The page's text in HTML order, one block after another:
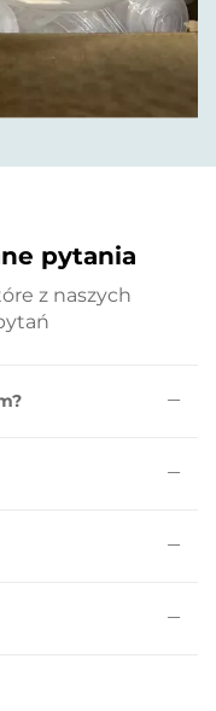
pytania
z naszych